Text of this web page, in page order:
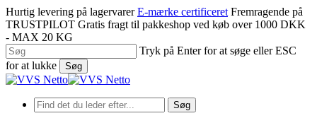
Spring
til
hovedindhold
Hurtig levering på lagervarer E-mærke certificeret Fremragende på
TRUSTPILOT Gratis fragt til pakkeshop ved køb over 1000 DKK
- MAX 20 KG
Tryk på Enter for at søge eller ESC
for at lukke
Søg
Luk
Søg